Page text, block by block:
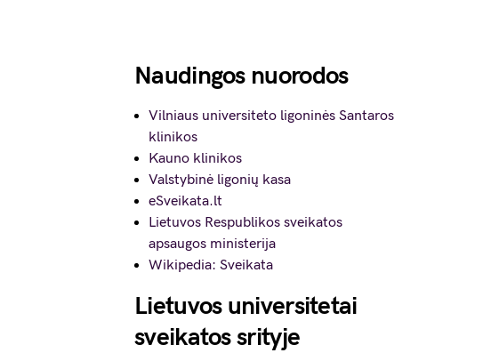
Naudingos nuorodos
Vilniaus universiteto ligoninės Santaros
klinikos
Kauno klinikos
Valstybinė ligonių kasa
eSveikata.lt
Lietuvos Respublikos sveikatos
apsaugos ministerija
Wikipedia: Sveikata
Lietuvos universitetai
sveikatos srityje